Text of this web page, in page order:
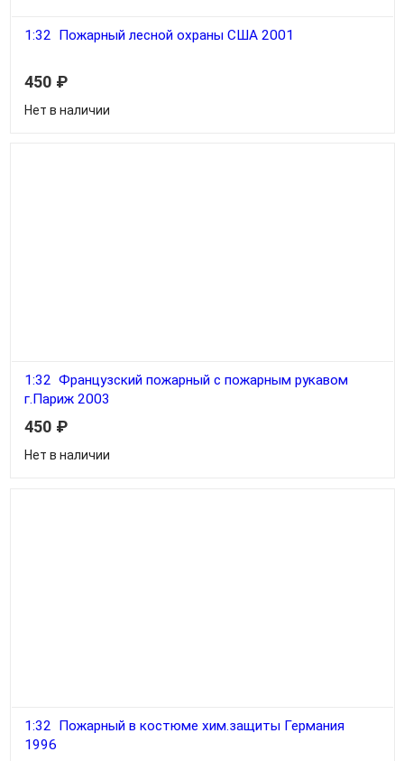
1:32 Пожарный лесной охраны США 2001
450 ₽
Нет в наличии
1:32 Французский пожарный с пожарным рукавом
г.Париж 2003
450 ₽
Нет в наличии
1:32 Пожарный в костюме хим.защиты Германия
1996